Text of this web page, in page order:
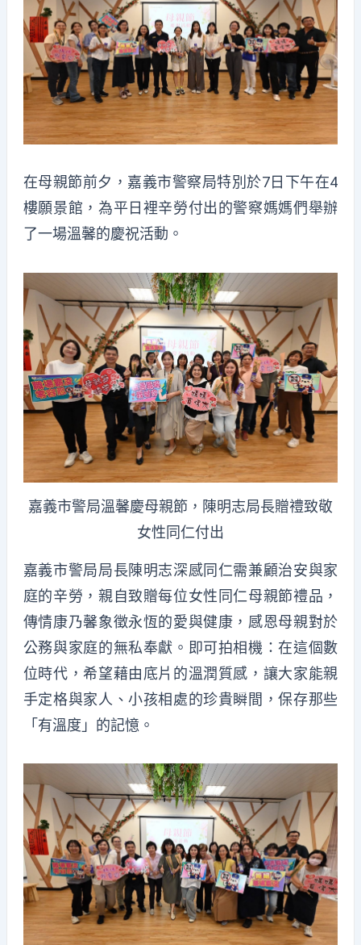
在母親節前夕，嘉義市警察局特別於7日下午在4
樓願景館，為平日裡辛勞付出的警察媽媽們舉辦
了一場溫馨的慶祝活動。
嘉義市警局溫馨慶母親節，陳明志局長贈禮致敬
女性同仁付出
嘉義市警局局長陳明志深感同仁需兼顧治安與家
庭的辛勞，親自致贈每位女性同仁母親節禮品，
傳情康乃馨象徵永恆的愛與健康，感恩母親對於
公務與家庭的無私奉獻。即可拍相機：在這個數
位時代，希望藉由底片的溫潤質感，讓大家能親
手定格與家人、小孩相處的珍貴瞬間，保存那些
「有溫度」的記憶。